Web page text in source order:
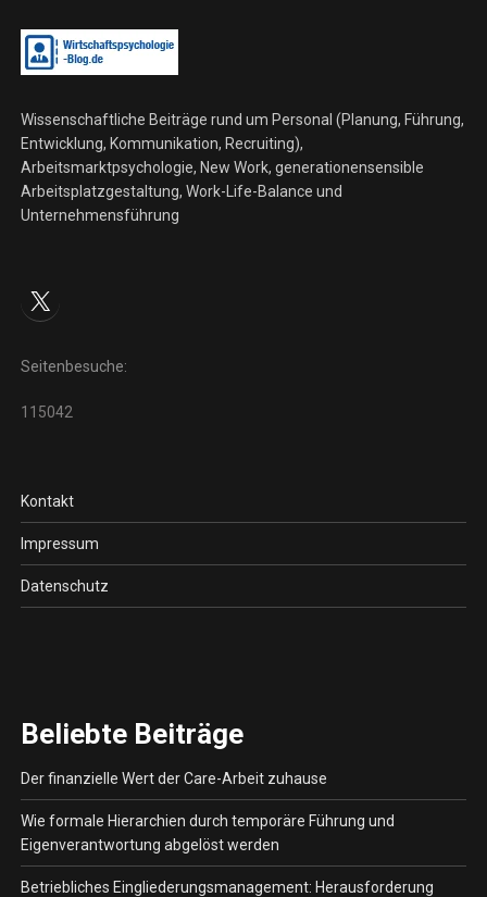
Wissenschaftliche Beiträge rund um Personal (Planung, Führung,
Entwicklung, Kommunikation, Recruiting),
Arbeitsmarktpsychologie, New Work, generationensensible
Arbeitsplatzgestaltung, Work-Life-Balance und
Unternehmensführung
X
Seitenbesuche:
115042
Kontakt
Impressum
Datenschutz
Beliebte Beiträge
Der finanzielle Wert der Care-Arbeit zuhause
Wie formale Hierarchien durch temporäre Führung und
Eigenverantwortung abgelöst werden
Betriebliches Eingliederungsmanagement: Herausforderung